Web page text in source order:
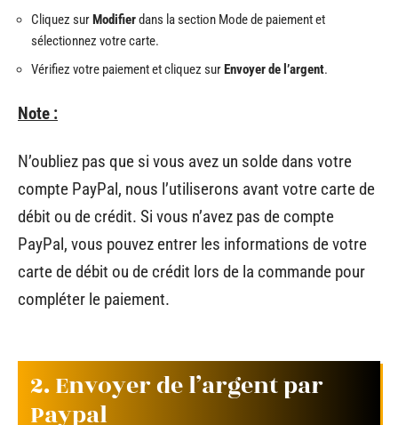
Cliquez surModifierdans la section Mode de paiement et
sélectionnez votre carte.
Vérifiez votre paiement et cliquez surEnvoyer de l’argent.
Note :
N’oubliez pas que si vous avez un solde dans votre
compte PayPal, nous l’utiliserons avant votre carte de
débit ou de crédit. Si vous n’avez pas de compte
PayPal, vous pouvez entrer les informations de votre
carte de débit ou de crédit lors de la commande pour
compléter le paiement.
2. Envoyer de l’argent par
Paypal